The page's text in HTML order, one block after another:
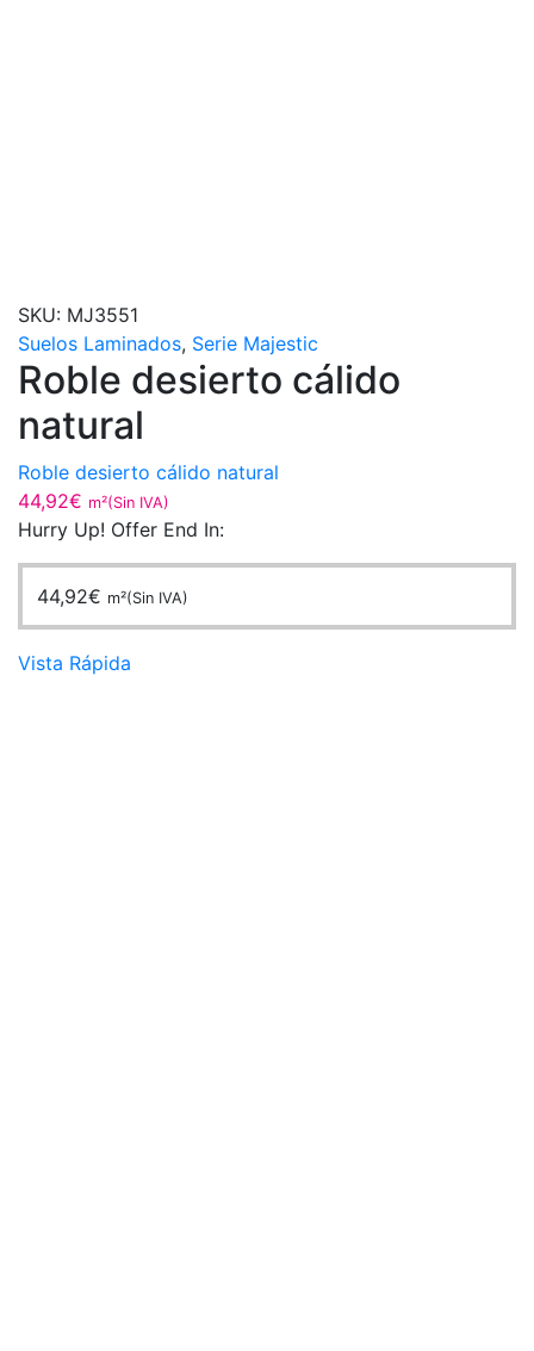
SKU: MJ3551
Suelos Laminados, Serie Majestic
Roble desierto cálido
natural
Roble desierto cálido natural
44,92€ m²(Sin IVA)
Hurry Up! Offer End In:
44,92€ m²(Sin IVA)
Vista Rápida